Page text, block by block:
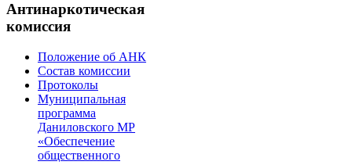
Антинаркотическая
комиссия
Положение об АНК
Состав комиссии
Протоколы
Муниципальная
программа
Даниловского МР
«Обеспечение
общественного